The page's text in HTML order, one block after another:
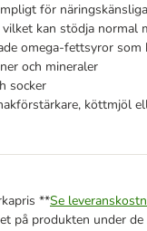
för
vilket kan stödja normal
omega-fettsyror
och mineraler
socker
köttmjöl
**Se
på produkten under